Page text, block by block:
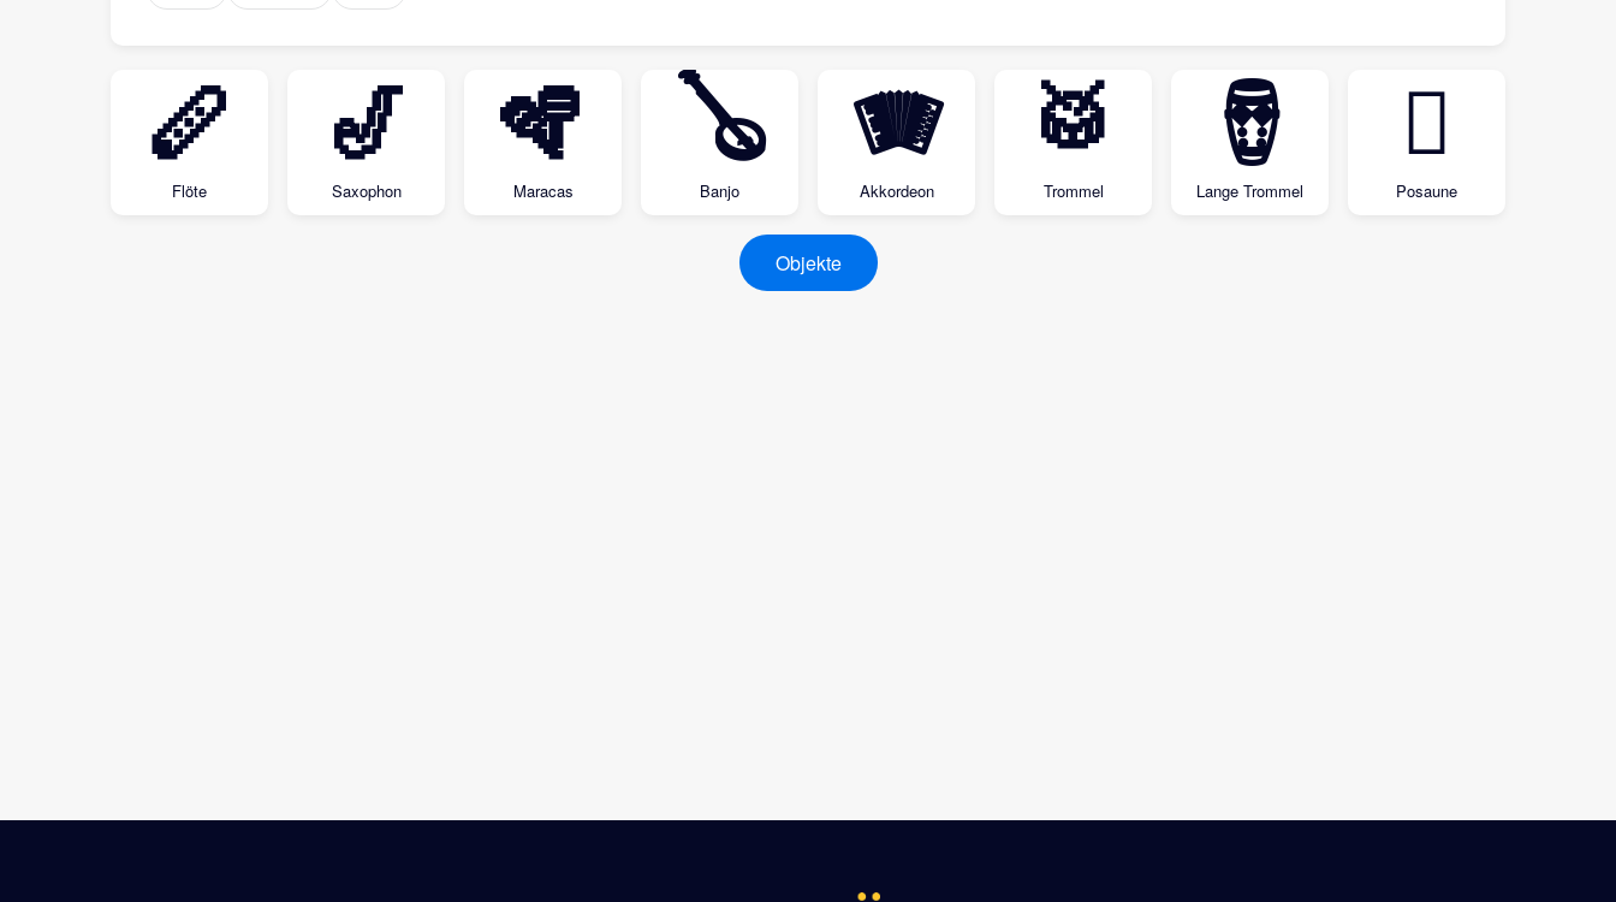
🪈
Flöte
🎷
Saxophon
🪇
Maracas
🪕
Banjo
🪗
Akkordeon
🥁
Trommel
🪘
Lange Trommel
🪊
Posaune
Objekte